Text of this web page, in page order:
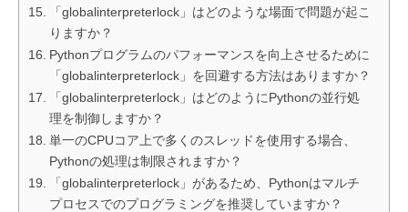
「globalinterpreterlock」はどのような場面で問題が起こ
りますか？
Pythonプログラムのパフォーマンスを向上させるために
「globalinterpreterlock」を回避する方法はありますか？
「globalinterpreterlock」はどのようにPythonの並行処
理を制御しますか？
単一のCPUコア上で多くのスレッドを使用する場合、
Pythonの処理は制限されますか？
「globalinterpreterlock」があるため、Pythonはマルチ
プロセスでのプログラミングを推奨していますか？